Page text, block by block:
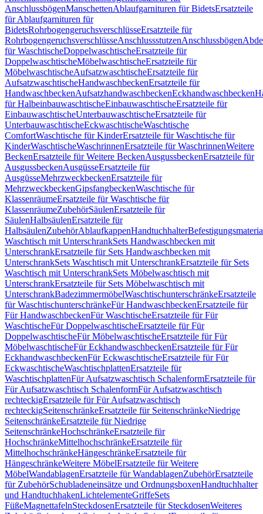
AnschlussbögenManschettenAblaufgarnituren für BidetsErsatzteile
für Ablaufgarnituren für
BidetsRohrbogengeruchsverschlüsseErsatzteile für
RohrbogengeruchsverschlüsseAnschlussstutzenAnschlussbögen
für WaschtischeDoppelwaschtischeErsatzteile für
DoppelwaschtischeMöbelwaschtischeErsatzteile für
MöbelwaschtischeAufsatzwaschtischeErsatzteile für
AufsatzwaschtischeHandwaschbeckenErsatzteile für
HandwaschbeckenAufsatzhandwaschbeckenEckhandwaschbecken
für HalbeinbauwaschtischeEinbauwaschtischeErsatzteile für
EinbauwaschtischeUnterbauwaschtischeErsatzteile für
UnterbauwaschtischeEckwaschtischeWaschtische
ComfortWaschtische für KinderErsatzteile für Waschtische für
KinderWaschtischeWaschrinnenErsatzteile für WaschrinnenWeitere
BeckenErsatzteile für Weitere BeckenAusgussbeckenErsatzteile für
AusgussbeckenAusgüsseErsatzteile für
AusgüsseMehrzweckbeckenErsatzteile für
MehrzweckbeckenGipsfangbeckenWaschtische für
KlassenräumeErsatzteile für Waschtische für
KlassenräumeZubehörSäulenErsatzteile für
SäulenHalbsäulenErsatzteile für
HalbsäulenZubehörAblaufkappenHandtuchhalter
Waschtisch mit UnterschrankSets Handwaschbecken mit
UnterschrankErsatzteile für Sets Handwaschbecken mit
UnterschrankSets Waschtisch mit UnterschrankErsatzteile für Sets
Waschtisch mit UnterschrankSets Möbelwaschtisch mit
UnterschrankErsatzteile für Sets Möbelwaschtisch mit
UnterschrankBadezimmermöbelWaschtischunterschränkeErsatzteile
für WaschtischunterschränkeFür HandwaschbeckenErsatzteile für
Für HandwaschbeckenFür WaschtischeErsatzteile für Für
WaschtischeFür DoppelwaschtischeErsatzteile für Für
DoppelwaschtischeFür MöbelwaschtischeErsatzteile für Für
MöbelwaschtischeFür EckhandwaschbeckenErsatzteile für Für
EckhandwaschbeckenFür EckwaschtischeErsatzteile für Für
EckwaschtischeWaschtischplattenErsatzteile für
WaschtischplattenFür Aufsatzwaschtisch SchalenformErsatzteile für
Für Aufsatzwaschtisch SchalenformFür Aufsatzwaschtisch
rechteckigErsatzteile für Für Aufsatzwaschtisch
rechteckigSeitenschränkeErsatzteile für SeitenschränkeNiedrige
SeitenschränkeErsatzteile für Niedrige
SeitenschränkeHochschränkeErsatzteile für
HochschränkeMittelhochschränkeErsatzteile für
MittelhochschränkeHängeschränkeErsatzteile für
HängeschränkeWeitere MöbelErsatzteile für Weitere
MöbelWandablagenErsatzteile für WandablagenZubehörErsatzteile
für ZubehörSchubladeneinsätze und OrdnungsboxenHandtuchhalter
und HandtuchhakenLichtelementeGriffeSets
FüßeMagnettafelnSteckdosenErsatzteile für SteckdosenWeiteres